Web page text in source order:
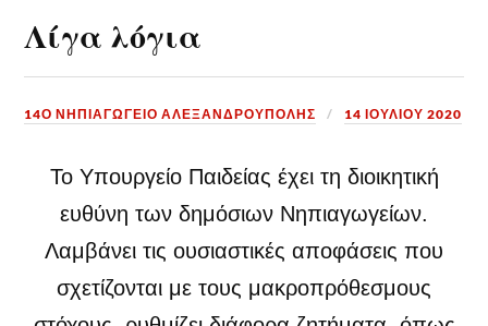
Λίγα λόγια
14Ο ΝΗΠΙΑΓΩΓΕΙΟ ΑΛΕΞΑΝΔΡΟΥΠΟΛΗΣ 14 ΙΟΥΛΊΟΥ 2020
Το Υπουργείο Παιδείας έχει τη διοικητική
ευθύνη των δημόσιων Nηπιαγωγείων.
Λαμβάνει τις ουσιαστικές αποφάσεις που
σχετίζονται με τους μακροπρόθεσμους